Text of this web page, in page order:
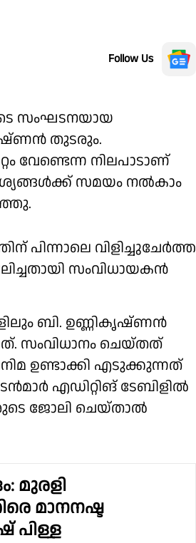
Follow Us
സംഘടനയായ
തുടരും.
വേണ്ടെന്ന നിലപാടാണ്
സമയം നൽകാം
വിളിച്ചുചേർത്ത
സംവിധായകൻ
ബി. ഉണ്ണികൃഷ്ണൻ
സംവിധാനം ചെയ്തത്
ഉണ്ടാക്കി എടുക്കുന്നത്
എഡിറ്റിങ് ടേബിളിൽ
ജോലി ചെയ്താൽ
മുരളി
മാനനഷ്ട
പിള്ള